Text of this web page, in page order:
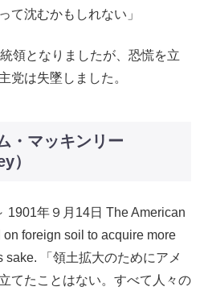
て沈むかもしれない」
領となりましたが、恐慌を立
党は失墜しました。
マッキンリー
）
1901年９月14日 The American
foreign soil to acquire more
sake. 「領土拡大のためにアメ
てたことはない。すべて人々の